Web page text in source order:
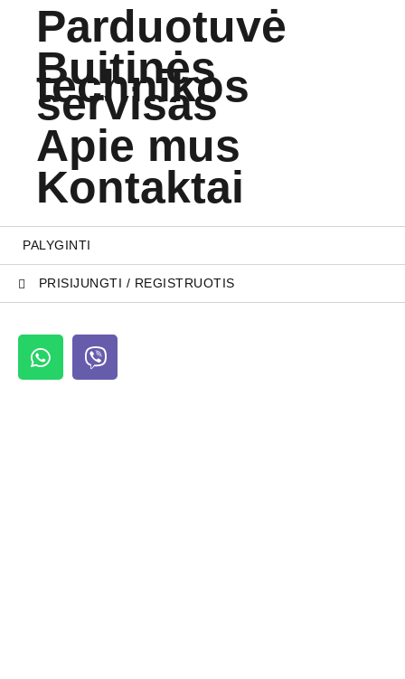
Parduotuvė
Buitinės
technikos
servisas
Apie mus
Kontaktai
PALYGINTI
PRISIJUNGTI / REGISTRUOTIS